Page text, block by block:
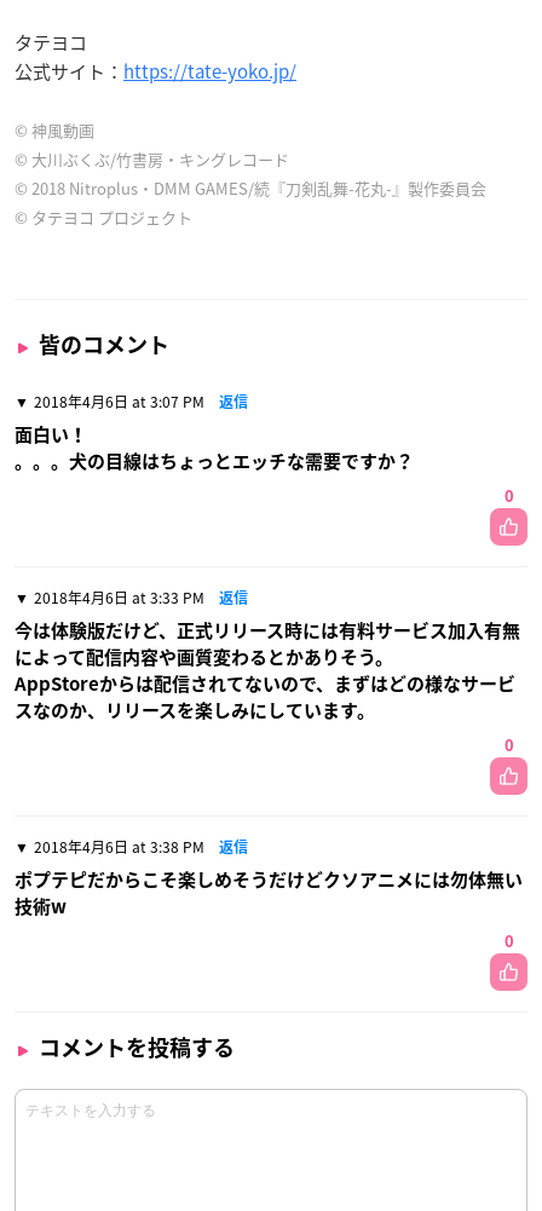
タテヨコ
公式サイト： https://tate-yoko.jp/
©︎ 神風動画
©︎ 大川ぶくぶ/竹書房・キングレコード
© 2018 Nitroplus・DMM GAMES/続『刀剣乱舞-花丸-』製作委員会
©︎ タテヨコ プロジェクト
皆のコメント
2018年4月6日 at 3:07 PM 返信
面白い！
。。。犬の目線はちょっとエッチな需要ですか？
0
2018年4月6日 at 3:33 PM 返信
今は体験版だけど、正式リリース時には有料サービス加入有無
によって配信内容や画質変わるとかありそう。
AppStoreからは配信されてないので、まずはどの様なサービ
スなのか、リリースを楽しみにしています。
0
2018年4月6日 at 3:38 PM 返信
ポプテピだからこそ楽しめそうだけどクソアニメには勿体無い
技術w
0
コメントを投稿する